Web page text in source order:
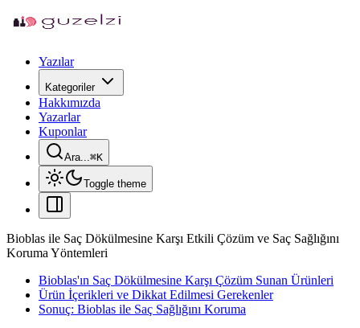
Yazılar
Kategoriler
Hakkımızda
Yazarlar
Kuponlar
Ara...⌘K
Toggle theme
Bioblas ile Saç Dökülmesine Karşı Etkili Çözüm ve Saç Sağlığını
Koruma Yöntemleri
Bioblas'ın Saç Dökülmesine Karşı Çözüm Sunan Ürünleri
Ürün İçerikleri ve Dikkat Edilmesi Gerekenler
Sonuç: Bioblas ile Saç Sağlığını Koruma